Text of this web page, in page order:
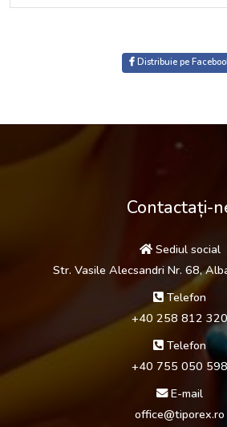
Distribuie pe
Contactați-
Sediul social
Str. Vasile Alecsandri Nr. 68,
Telefon
+40 258 812 320
Telefon
+40 755 050 598
E-mail
office@tiporex.ro